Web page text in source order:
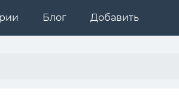
Блог Добавить